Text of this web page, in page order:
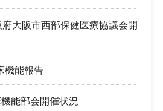
大阪市西部保健医療協議会開
機能報告
能部会開催状況